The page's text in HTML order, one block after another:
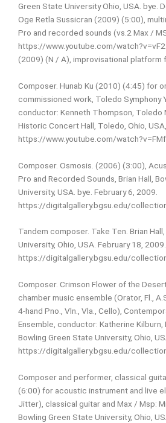
Green State University Ohio, USA. bye.
Oge Retla Sussicran (2009) (5:00),
Pro and recorded sounds (vs.2 Max /
https://www.youtube.com/
(2009) (N / A), improvisational platform
Composer. Hunab Ku (2010) (4:45) for
commissioned work, Toledo Symphony
conductor: Kenneth Thompson, Toledo
Historic Concert Hall, Toledo, Ohio,
https://www.youtube.com/
Composer. Osmosis. (2006) (3:00),
Pro and Recorded Sounds, Brian Hall,
University, USA. bye. February 6, 2009.
https://digitalgallery.bgsu.edu/
Tandem composer. Take Ten. Brian
University, Ohio, USA. February 18, 2009.
https://digitalgallery.bgsu.edu/
Composer. Crimson Flower of the
chamber music ensemble (Orator, Fl.,
4-hand Pno., Vln., Vla., Cello),
Ensemble, conductor: Katherine Kilburn,
Bowling Green State University, Ohio,
https://digitalgallery.bgsu.edu/
Composer and performer, classical
(6:00) for acoustic instrument and live
Jitter), classical guitar and Max / Msp:
Bowling Green State University, Ohio,